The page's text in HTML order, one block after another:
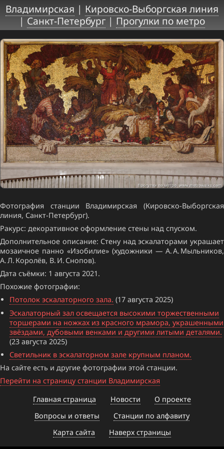
Владимирская | Кировско-Выборгская линия
|Санкт-Петербург|Прогулки по метро
Фотография станции Владимирская (Кировско-Выборгская
линия, Санкт-Петербург).
Ракурс: декоративное оформление стены над спуском.
Дополнительное описание: Стену над эскалаторами украшает
мозаичное панно «Изобилие» (художники — А. А. Мыльников,
А. Л. Королёв, В. И. Снопов).
Дата съёмки: 1 августа 2021.
Похожие фотографии:
Потолок эскалаторного зала. (17 августа 2025)
Эскалаторный зал освещается высокими торжественными
торшерами на ножках из красного мрамора, украшенными
звёздами, дубовыми венками и другими литыми деталями.
(23 августа 2025)
Светильник в эскалаторном зале крупным планом.
На сайте есть и другие фотографии этой станции.
Перейти на страницу станции Владимирская
Главная страница
Новости
О проекте
Вопросы и ответы
Станции по алфавиту
Карта сайта
Наверх страницы